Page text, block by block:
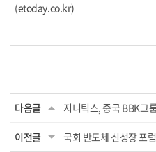
(etoday.co.kr)
다음글
이전글 국회 반도체 신성장 포럼